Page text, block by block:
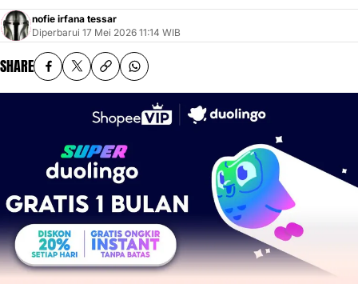
nofie irfana tessar
Diperbarui 17 Mei 2026 11:14 WIB
SHARE